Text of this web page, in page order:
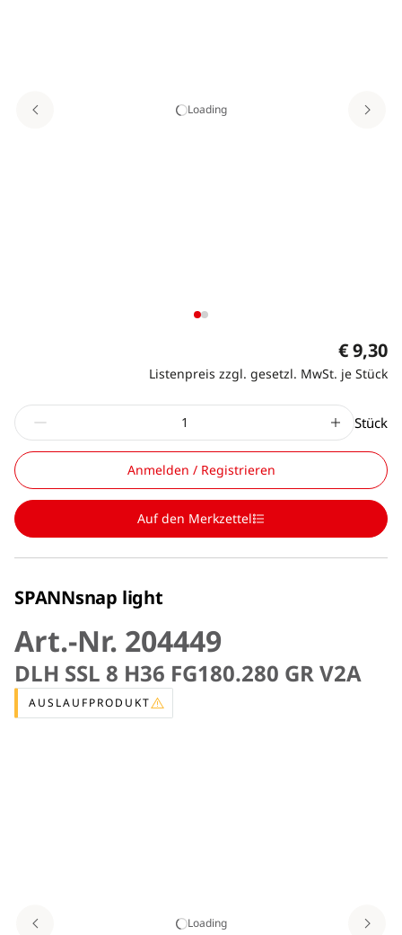
Loading
€ 9,30
Listenpreis zzgl. gesetzl. MwSt. je Stück
Stück
Anmelden / Registrieren
Auf den Merkzettel
SPANNsnap light
Art.-Nr. 204449
DLH SSL 8 H36 FG180.280 GR V2A
AUSLAUFPRODUKT
Loading